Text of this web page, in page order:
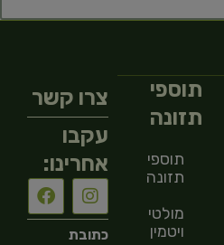
תוספי
תזונה
תוספי
תזונה
מולטי
ויטמין
צרו קשר
עקבו
אחרינו:
כתובת